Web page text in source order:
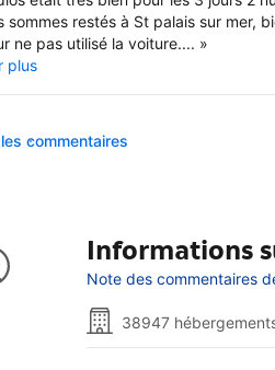
sommes restés à St palais sur mer,
ne pas utilisé la voiture.... »
plus
commentaires
Informations
Note des commentaires
38947